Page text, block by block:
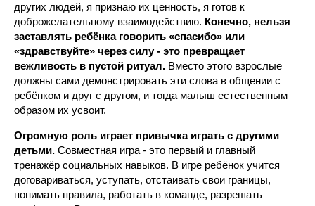
других людей, я признаю их ценность, я готов к
доброжелательному взаимодействию. Конечно, нельзя
заставлять ребёнка говорить «спасибо» или
«здравствуйте» через силу - это превращает
вежливость в пустой ритуал. Вместо этого взрослые
должны сами демонстрировать эти слова в общении с
ребёнком и друг с другом, и тогда малыш естественным
образом их усвоит.
Огромную роль играет привычка играть с другими
детьми. Совместная игра - это первый и главный
тренажёр социальных навыков. В игре ребёнок учится
договариваться, уступать, отстаивать свои границы,
понимать правила, работать в команде, разрешать